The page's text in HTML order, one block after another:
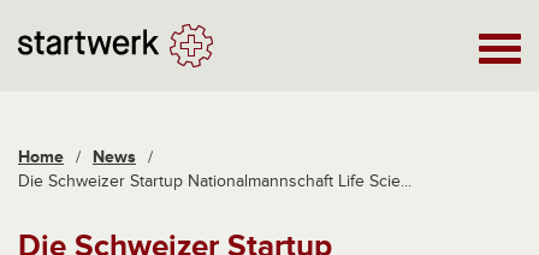
Home / News /
Die Schweizer Startup Nationalmannschaft Life Scie...
Die Schweizer Startup